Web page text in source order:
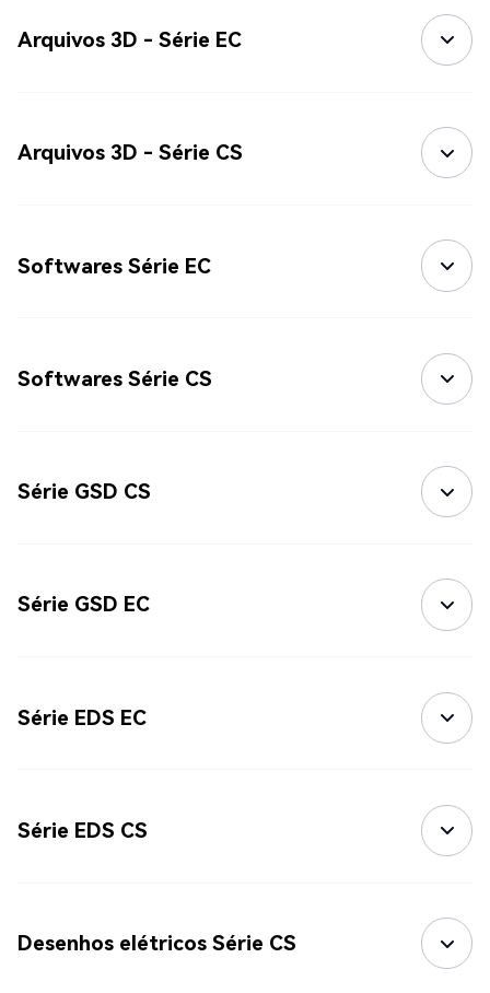
Arquivos 3D - Série EC
Arquivos 3D - Série CS
Softwares Série EC
Softwares Série CS
Série GSD CS
Série GSD EC
Série EDS EC
Série EDS CS
Desenhos elétricos Série CS